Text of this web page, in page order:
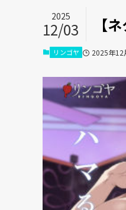
【
2025
12/03
リンゴヤ 2025年12